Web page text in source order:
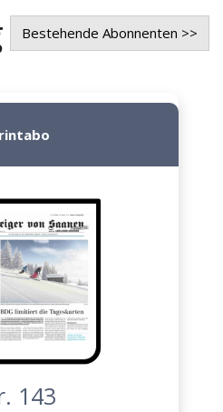
Bestehende Abonnenten >>
143